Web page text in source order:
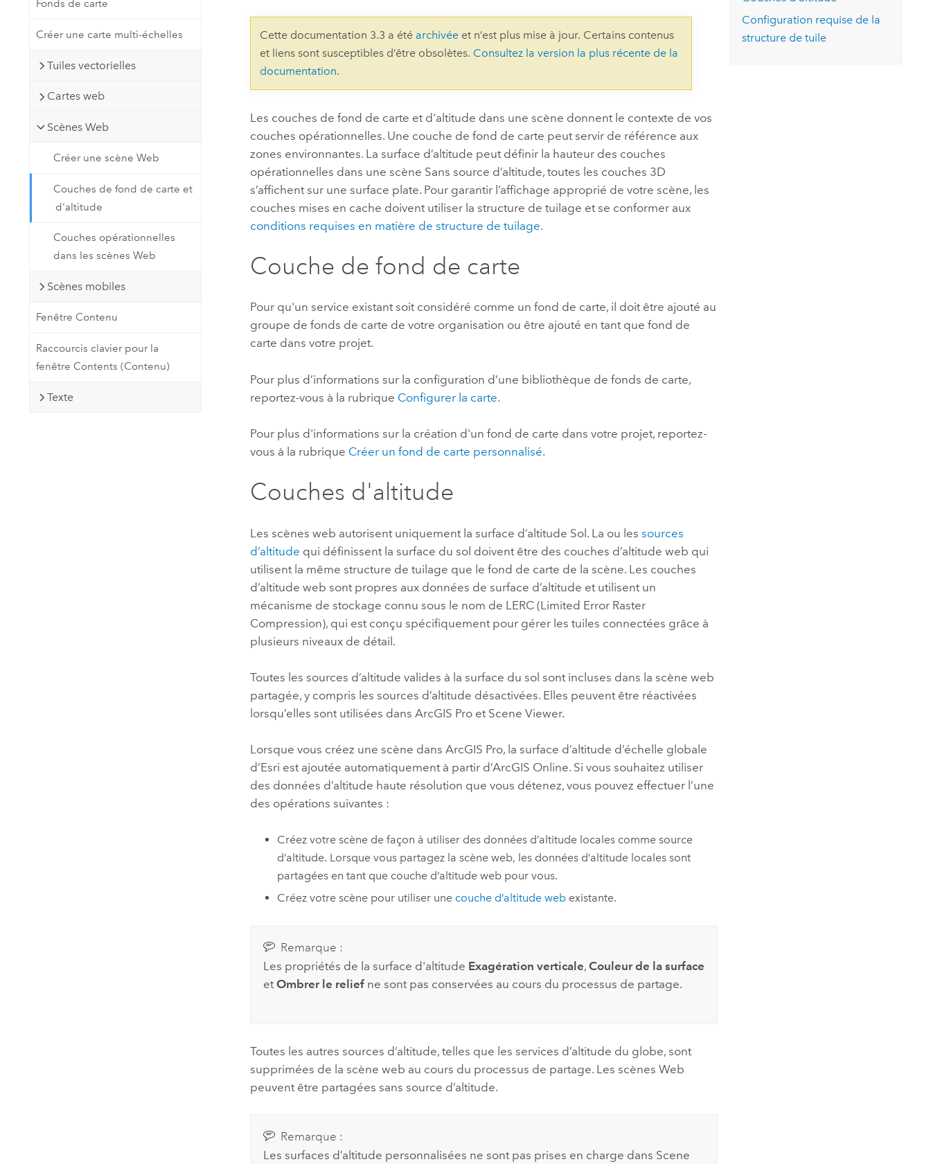
Créer des applications de
essai gratuit.
Découvrir ArcGIS Pro
Explorer ce cours
professionnels et
technologiques
perspectives et
tendances de
l’univers
Tous les récits
Lire le récit
Fonds de carte
Créer une carte multi-échelles
Tuiles vectorielles
Cartes web
Scènes Web
Créer une scène Web
Couches de fond de carte et
d'altitude
Couches opérationnelles
dans les scènes Web
Scènes mobiles
Fenêtre Contenu
Raccourcis clavier pour la
fenêtre Contents (Contenu)
Texte
Cette documentation 3.3 a été archivée et n’est plus mise à jour. Certains contenus
et liens sont susceptibles d’être obsolètes. Consultez la version la plus récente de la
documentation.
Les couches de fond de carte et d'altitude dans une scène donnent le contexte de vos
couches opérationnelles. Une couche de fond de carte peut servir de référence aux
zones environnantes. La surface d’altitude peut définir la hauteur des couches
opérationnelles dans une scène Sans source d’altitude, toutes les couches 3D
s’affichent sur une surface plate. Pour garantir l’affichage approprié de votre scène, les
couches mises en cache doivent utiliser la structure de tuilage et se conformer aux
conditions requises en matière de structure de tuilage.
Couche de fond de carte
Pour qu'un service existant soit considéré comme un fond de carte, il doit être ajouté au
groupe de fonds de carte de votre organisation ou être ajouté en tant que fond de
carte dans votre projet.
Pour plus d’informations sur la configuration d’une bibliothèque de fonds de carte,
reportez-vous à la rubrique Configurer la carte.
Pour plus d'informations sur la création d'un fond de carte dans votre projet, reportez-
vous à la rubrique Créer un fond de carte personnalisé.
Couches d'altitude
Les scènes web autorisent uniquement la surface d’altitude Sol. La ou lessources
d’altitude qui définissent la surface du sol doivent être des couches d’altitude web qui
utilisent la même structure de tuilage que le fond de carte de la scène. Les couches
d’altitude web sont propres aux données de surface d’altitude et utilisent un
mécanisme de stockage connu sous le nom de LERC (Limited Error Raster
Compression), qui est conçu spécifiquement pour gérer les tuiles connectées grâce à
plusieurs niveaux de détail.
Toutes les sources d’altitude valides à la surface du sol sont incluses dans la scène web
partagée, y compris les sources d’altitude désactivées. Elles peuvent être réactivées
lorsqu’elles sont utilisées dansArcGIS Pro et Scene Viewer.
Lorsque vous créez une scène dansArcGIS Pro, la surface d’altitude d’échelle globale
d’Esri est ajoutée automatiquement à partir d’ArcGIS Online. Si vous souhaitez utiliser
des données d’altitude haute résolution que vous détenez, vous pouvez effectuer l’une
des opérations suivantes :
Créez votre scène de façon à utiliser des données d’altitude locales comme source
d’altitude. Lorsque vous partagez la scène web, les données d’altitude locales sont
partagées en tant que couche d’altitude web pour vous.
Créez votre scène pour utiliser une couche d’altitude webexistante.
Remarque :
Les propriétés de la surface d'altitude Exagération verticale, Couleur de la surface
et Ombrer le reliefne sont pas conservées au cours du processus de partage.
Toutes les autres sources d’altitude, telles que les services d’altitude du globe, sont
supprimées de la scène web au cours du processus de partage. Les scènes Web
peuvent être partagées sans source d’altitude.
Remarque :
Les surfaces d’altitude personnalisées ne sont pas prises en charge dans Scene
Configuration requise de la
structure de tuile